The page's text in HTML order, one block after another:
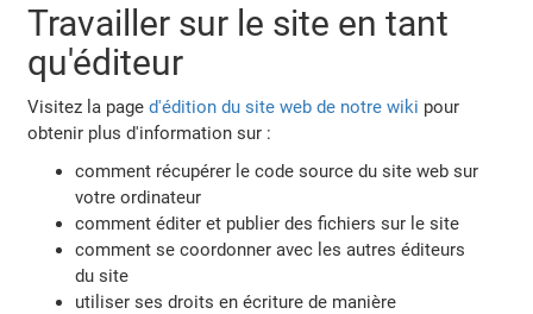
Travailler sur le site en tant
qu'éditeur
Visitez la paged'édition du site web de notre wiki pour
obtenir plus d'information sur :
comment récupérer le code source du site web sur
votre ordinateur
comment éditer et publier des fichiers sur le site
comment se coordonner avec les autres éditeurs
du site
utiliser ses droits en écriture de manière